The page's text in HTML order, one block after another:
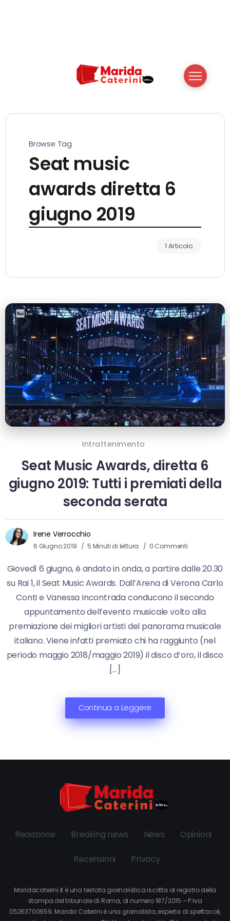
Browse Tag
Seat music
awards diretta 6
giugno 2019
1 Articolo
Intrattenimento
Seat Music Awards, diretta 6
giugno 2019: Tutti i premiati della
seconda serata
Irene Verrocchio
6 Giugno 2019 5 Minuti di lettura 0 Commenti
Giovedì 6 giugno, è andato in onda, a partire dalle 20.30
su Rai 1, il Seat Music Awards. Dall’Arena di Verona Carlo
Conti e Vanessa Incontrada conducono il secondo
appuntamento dell’evento musicale volto alla
premiazione dei migliori artisti del panorama musicale
italiano. Viene infatti premiato chi ha raggiunto (nel
periodo maggio 2018/maggio 2019) il disco d’oro, il disco
[…]
Continua a Leggere
Redazione Breaking news News Opinioni
Recensioni Privacy
Maridacaterini.it è una testata giornalistica iscritta al registro della
stampa del tribunale di Roma, al numero 187/2015 – P.Iva
05263700659. Marida Caterini è una giornalista, esperta di spettacoli,